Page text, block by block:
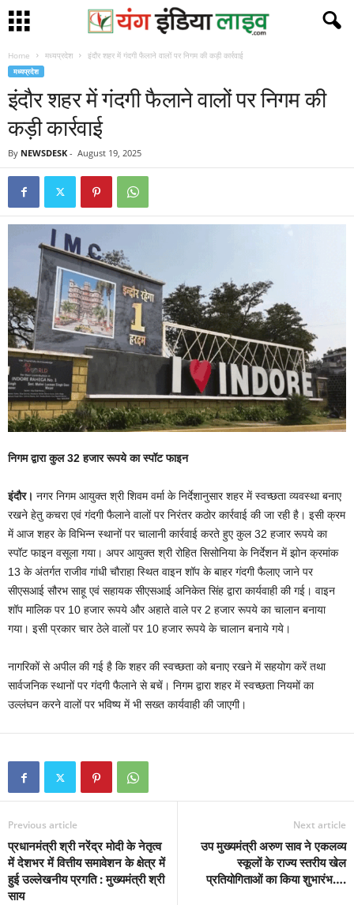
Home मध्यप्रदेश इंदौर शहर में गंदगी फैलाने वालों पर निगम की कड़ी कार्रवाई
मध्यप्रदेश
इंदौर शहर में गंदगी फैलाने वालों पर निगम की
कड़ी कार्रवाई
By NEWSDESK - August 19, 2025
निगम द्वारा कुल 32 हजार रूपये का स्पॉट फाइन
इंदौर। नगर निगम आयुक्त श्री शिवम वर्मा के निर्देशानुसार शहर में स्वच्छता व्यवस्था बनाए
रखने हेतु कचरा एवं गंदगी फैलाने वालों पर निरंतर कठोर कार्रवाई की जा रही है। इसी क्रम
में आज शहर के विभिन्न स्थानों पर चालानी कार्रवाई करते हुए कुल 32 हजार रूपये का
स्पॉट फाइन वसूला गया। अपर आयुक्त श्री रोहित सिसोनिया के निर्देशन में झोन क्रमांक
13 के अंतर्गत राजीव गांधी चौराहा स्थित वाइन शॉप के बाहर गंदगी फैलाए जाने पर
सीएसआई सौरभ साहू एवं सहायक सीएसआई अनिकेत सिंह द्वारा कार्यवाही की गई। वाइन
शॉप मालिक पर 10 हजार रूपये और अहाते वाले पर 2 हजार रूपये का चालान बनाया
गया। इसी प्रकार चार ठेले वालों पर 10 हजार रूपये के चालान बनाये गये।
नागरिकों से अपील की गई है कि शहर की स्वच्छता को बनाए रखने में सहयोग करें तथा
सार्वजनिक स्थानों पर गंदगी फैलाने से बचें। निगम द्वारा शहर में स्वच्छता नियमों का
उल्लंघन करने वालों पर भविष्य में भी सख्त कार्यवाही की जाएगी।
Previous article
प्रधानमंत्री श्री नरेंद्र मोदी के नेतृत्व
में देशभर में वित्तीय समावेशन के क्षेत्र में
हुई उल्लेखनीय प्रगति : मुख्यमंत्री श्री
साय
Next article
उप मुख्यमंत्री अरुण साव ने एकलव्य
स्कूलों के राज्य स्तरीय खेल
प्रतियोगिताओं का किया शुभारंभ….